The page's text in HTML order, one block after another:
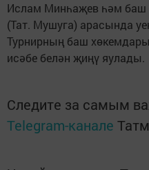
Ислам Минһаҗев һәм баш
(Тат. Мушуга) арасында
Турнирның баш
исәбе белән җиңү яулады.
Следите за самым
Telegram-канале